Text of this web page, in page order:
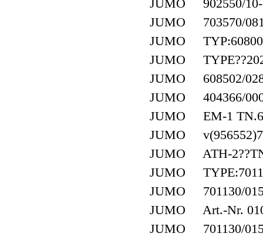
JUMO 902550/10-
JUMO 703570/
JUMO
JUMO
JUMO 608502/
JUMO 404366/000
JUMO EM-1
JUMO
JUMO ATH-
JUMO
JUMO 701130/
JUMO Art.-Nr.
JUMO 701130/